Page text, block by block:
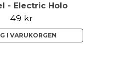
- Electric Holo
49 kr
I VARUKORGEN